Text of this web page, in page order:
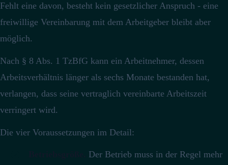
Fehlt eine davon, besteht kein gesetzlicher Anspruch - eine
freiwillige Vereinbarung mit dem Arbeitgeber bleibt aber
möglich.
Nach § 8 Abs. 1 TzBfG kann ein Arbeitnehmer, dessen
Arbeitsverhältnis länger als sechs Monate bestanden hat,
verlangen, dass seine vertraglich vereinbarte Arbeitszeit
verringert wird.
Die vier Voraussetzungen im Detail:
Der Betrieb muss in der Regel mehr